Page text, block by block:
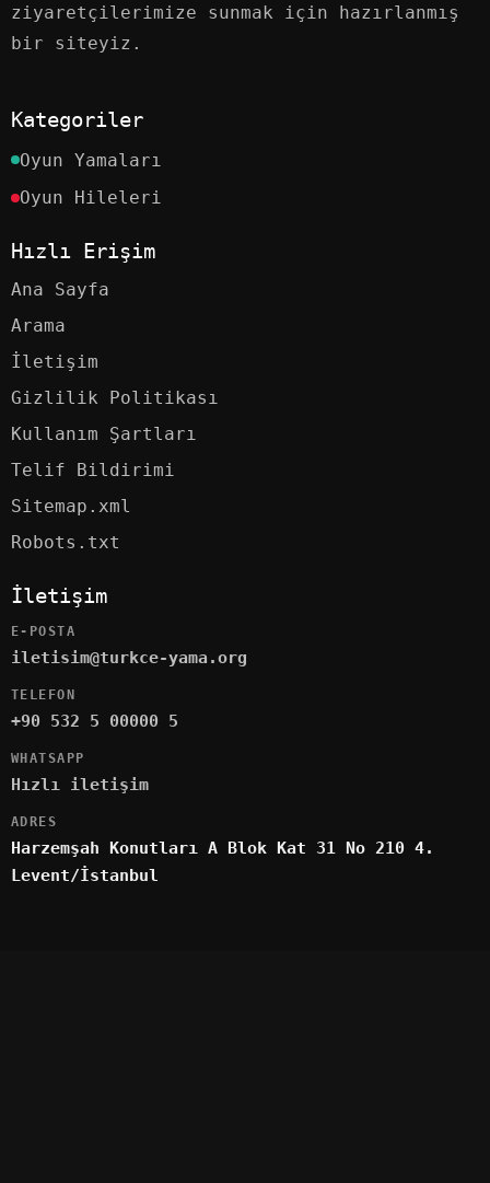
ziyaretçilerimize sunmak için hazırlanmış
bir siteyiz.
Kategoriler
Oyun Yamaları
Oyun Hileleri
Hızlı Erişim
Ana Sayfa
Arama
İletişim
Gizlilik Politikası
Kullanım Şartları
Telif Bildirimi
Sitemap.xml
Robots.txt
İletişim
E-POSTA
iletisim@turkce-yama.org
TELEFON
+90 532 5 00000 5
WHATSAPP
Hızlı iletişim
ADRES
Harzemşah Konutları A Blok Kat 31 No 210 4.
Levent/İstanbul